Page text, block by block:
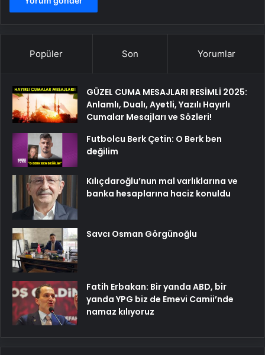
Popüler Son Yorumlar
GÜZEL CUMA MESAJLARI RESİMLİ 2025:
Anlamlı, Dualı, Ayetli, Yazılı Hayırlı
Cumalar Mesajları ve Sözleri!
Futbolcu Berk Çetin: O Berk ben
değilim
Kılıçdaroğlu’nun mal varlıklarına ve
banka hesaplarına haciz konuldu
Savcı Osman Görgünoğlu
Fatih Erbakan: Bir yanda ABD, bir
yanda YPG biz de Emevi Camii’nde
namaz kılıyoruz